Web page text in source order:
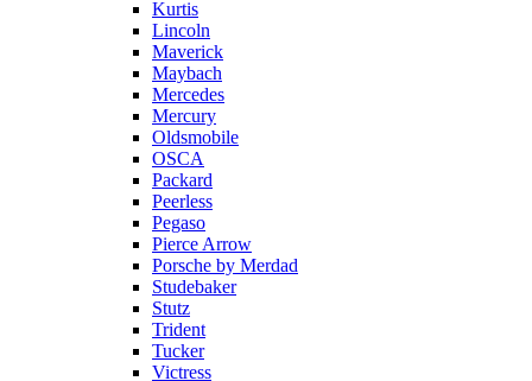
Kurtis
Lincoln
Maverick
Maybach
Mercedes
Mercury
Oldsmobile
OSCA
Packard
Peerless
Pegaso
Pierce Arrow
Porsche by Merdad
Studebaker
Stutz
Trident
Tucker
Victress